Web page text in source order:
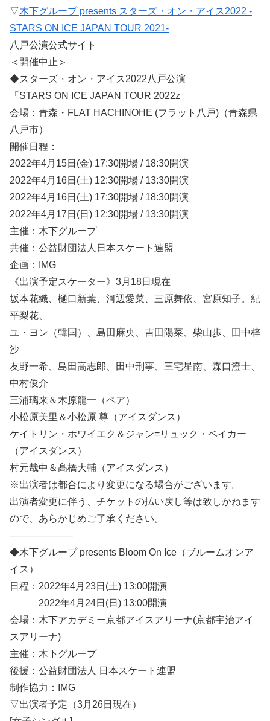
▽木下グループ presents スターズ・オン・アイス2022 -
STARS ON ICE JAPAN TOUR 2021-
八戸公演公式サイト
＜開催中止＞
◆スターズ・オン・アイス2022八戸公演
「STARS ON ICE JAPAN TOUR 2022z
会場：青森・FLAT HACHINOHE (フラット八戸)（青森県
八戸市）
開催日程：
2022年4月15日(金) 17:30開場 / 18:30開演
2022年4月16日(土) 12:30開場 / 13:30開演
2022年4月16日(土) 17:30開場 / 18:30開演
2022年4月17日(日) 12:30開場 / 13:30開演
主催：木下グループ
共催：公益財団法人日本スケート連盟
企画：IMG
《出演予定スケーター》3月18日現在
坂本花織、樋口新葉、河辺愛菜、三原舞依、宮原知子。紀
平梨花、
ユ・ヨン（韓国）、島田麻央、吉田陽菜、柴山歩、田中梓
沙
友野一希、島田高志郎、田中刑事、三宅星南、森口澄士、
中村俊介
三浦璃来＆木原龍一（ペア）
小松原美里＆小松原 尊（アイスダンス）
ケイトリン・ホワイエク＆ジャン=リュック・ベイカー
（アイスダンス）
村元哉中＆髙橋大輔（アイスダンス）
※出演者は都合により変更になる場合がございます。
出演者変更に伴う、チケットの払い戻し等は致しかねます
ので、あらかじめご了承ください。
——————–
◆木下グループ presents Bloom On Ice（ブルームオンア
イス）
日程：2022年4月23日(土) 13:00開演
2022年4月24日(日) 13:00開演
会場：木下アカデミー京都アイスアリーナ(京都宇治アイ
スアリーナ)
主催：木下グループ
後援：公益財団法人 日本スケート連盟
制作協力：IMG
▽出演者予定（3月26日現在）